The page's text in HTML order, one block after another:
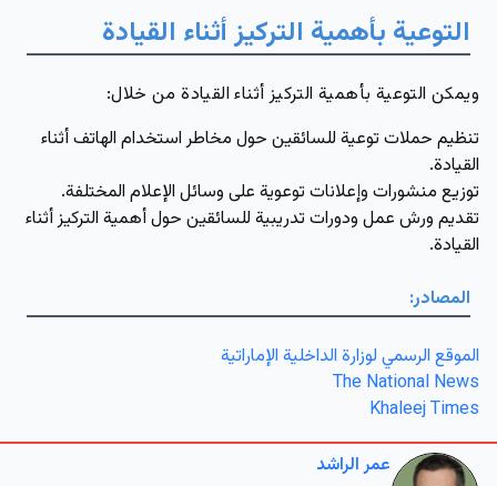
التوعية بأهمية التركيز أثناء القيادة
ويمكن التوعية بأهمية التركيز أثناء القيادة من خلال:
تنظيم حملات توعية للسائقين حول مخاطر استخدام الهاتف أثناء
القيادة.
توزيع منشورات وإعلانات توعوية على وسائل الإعلام المختلفة.
تقديم ورش عمل ودورات تدريبية للسائقين حول أهمية التركيز أثناء
القيادة.
المصادر:
الموقع الرسمي لوزارة الداخلية الإماراتية
The National News
Khaleej Times
عمر الراشد